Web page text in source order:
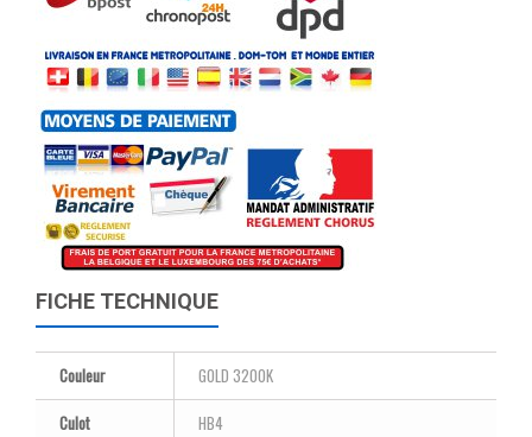
FICHE TECHNIQUE
Couleur
GOLD 3200K
Culot
HB4